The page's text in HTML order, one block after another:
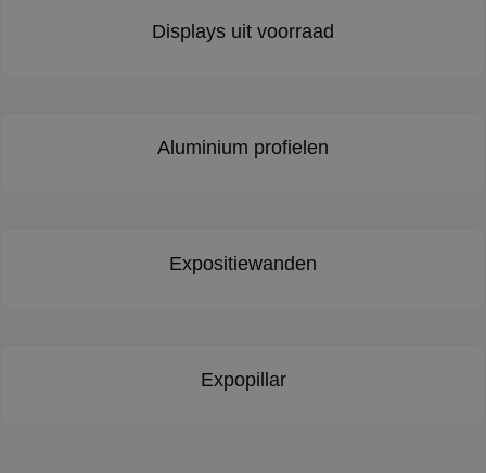
Displays uit voorraad
Aluminium profielen
Expositiewanden
Expopillar